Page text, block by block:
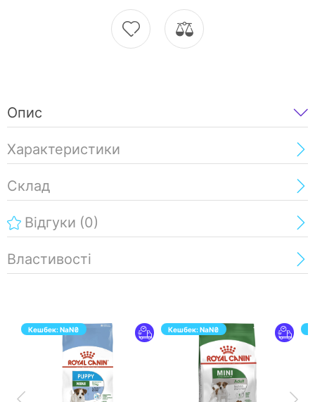
Опис
Характеристики
Склад
Відгуки (0)
Властивості
Кешбек:NaN₴ Кешбек:NaN₴